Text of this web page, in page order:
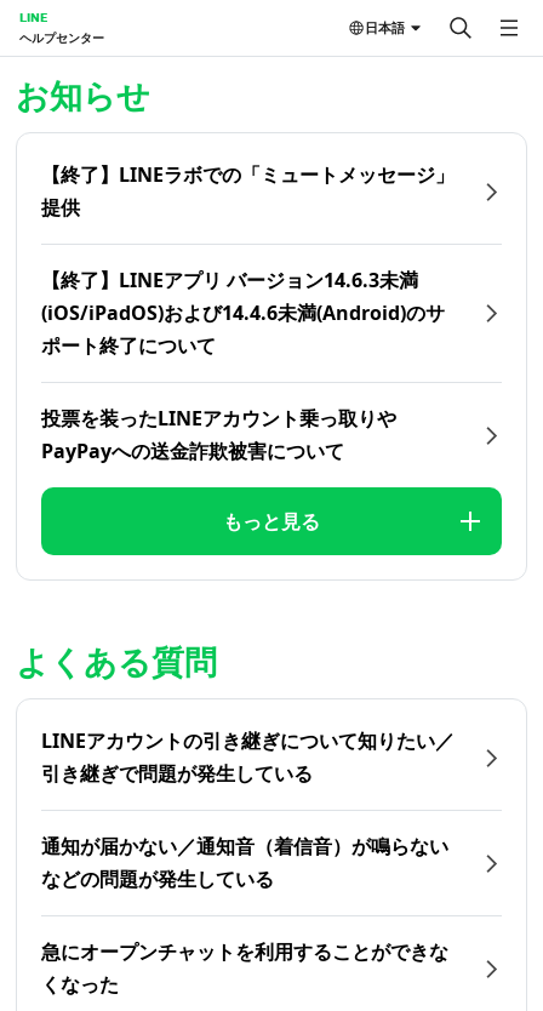
LINE
ヘルプセンター
日本語
お知らせ
【終了】LINEラボでの「ミュートメッセージ」
提供
【終了】LINEアプリ バージョン14.6.3未満
(iOS/iPadOS)および14.4.6未満(Android)のサ
ポート終了について
投票を装ったLINEアカウント乗っ取りや
PayPayへの送金詐欺被害について
もっと見る
よくある質問
LINEアカウントの引き継ぎについて知りたい／
引き継ぎで問題が発生している
通知が届かない／通知音（着信音）が鳴らない
などの問題が発生している
急にオープンチャットを利用することができな
くなった